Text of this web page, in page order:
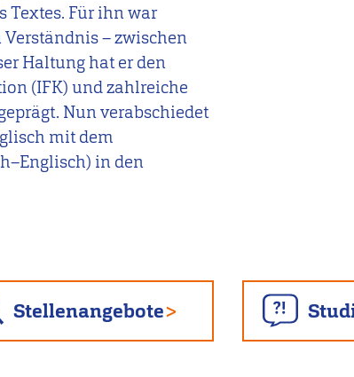
Textes. Für ihn war
– zwischen
Haltung hat er den
(IFK) und zahlreiche
Nun verabschiedet
mit dem
in den
Stellenangebote